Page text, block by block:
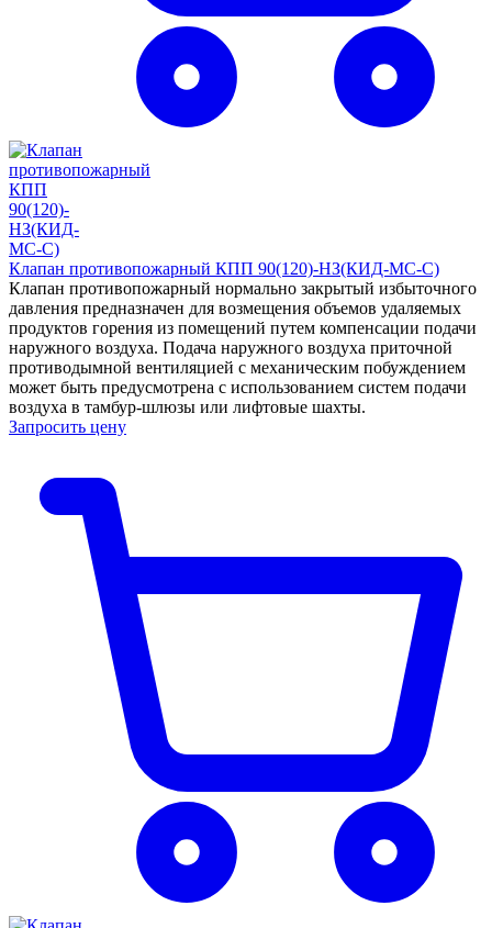
Клапан противопожарный КПП 90(120)-НЗ(КИД-МС-С)
Клапан противопожарный нормально закрытый избыточного
давления предназначен для возмещения объемов удаляемых
продуктов горения из помещений путем компенсации подачи
наружного воздуха. Подача наружного воздуха приточной
противодымной вентиляцией с механическим побуждением
может быть предусмотрена с использованием систем подачи
воздуха в тамбур-шлюзы или лифтовые шахты.
Запросить цену